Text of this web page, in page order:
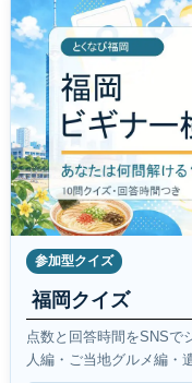
参加型クイズ
福岡クイズ
点数と回答時間をSNSで
人編・ご当地グルメ編・